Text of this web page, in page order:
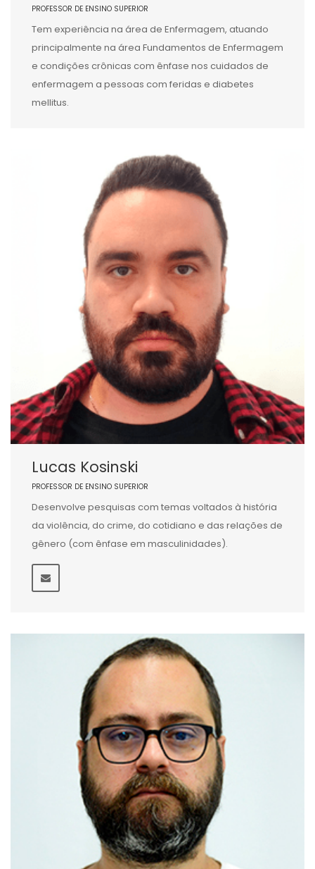
PROFESSOR DE ENSINO SUPERIOR
Tem experiência na área de Enfermagem, atuando
principalmente na área Fundamentos de Enfermagem
e condições crônicas com ênfase nos cuidados de
enfermagem a pessoas com feridas e diabetes
mellitus.
Lucas Kosinski
PROFESSOR DE ENSINO SUPERIOR
Desenvolve pesquisas com temas voltados à história
da violência, do crime, do cotidiano e das relações de
gênero (com ênfase em masculinidades).